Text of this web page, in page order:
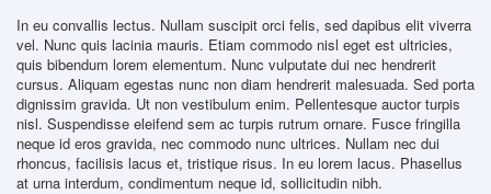
In eu convallis lectus. Nullam suscipit orci felis, sed dapibus elit viverra
vel. Nunc quis lacinia mauris. Etiam commodo nisl eget est ultricies,
quis bibendum lorem elementum. Nunc vulputate dui nec hendrerit
cursus. Aliquam egestas nunc non diam hendrerit malesuada. Sed porta
dignissim gravida. Ut non vestibulum enim. Pellentesque auctor turpis
nisl. Suspendisse eleifend sem ac turpis rutrum ornare. Fusce fringilla
neque id eros gravida, nec commodo nunc ultrices. Nullam nec dui
rhoncus, facilisis lacus et, tristique risus. In eu lorem lacus. Phasellus
at urna interdum, condimentum neque id, sollicitudin nibh.